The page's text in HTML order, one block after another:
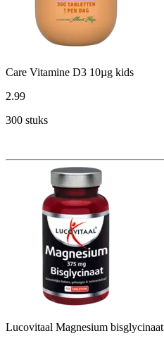
Care Vitamine D3 10µg kids
2.99
300 stuks
Lucovitaal Magnesium bisglycinaat